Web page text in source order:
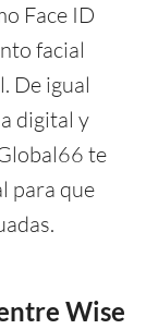
Face ID
facial
De igual
digital y
te
para que
Wise